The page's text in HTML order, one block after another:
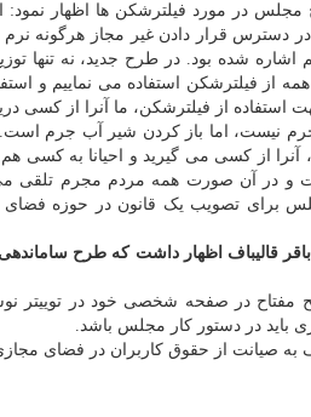
در مورد فیلترشکن ها اظهار نمود:
و در دسترس قرار دادن غیر مجاز هرگونه
شده بود. در طرح جدید، نه تنها
از فیلترشکن استفاده می نماییم و
از فیلترشکن، ما آنرا از کسی
نیست، اما باز کردن شیر آب جرم است.
آنرا از کسی می گیرید و احیانا به کسی
است و در آن صورت همه مردم مجرم
که پس از ۱۲ سال در مجلس برای تصویب یک قانون
قالیباف اظهار داشت که طرح ساماندهی
در دستور کار مجلس باشد.
در ⁧فضای مجازی⁩ از دستور مجلس خارج شد.»